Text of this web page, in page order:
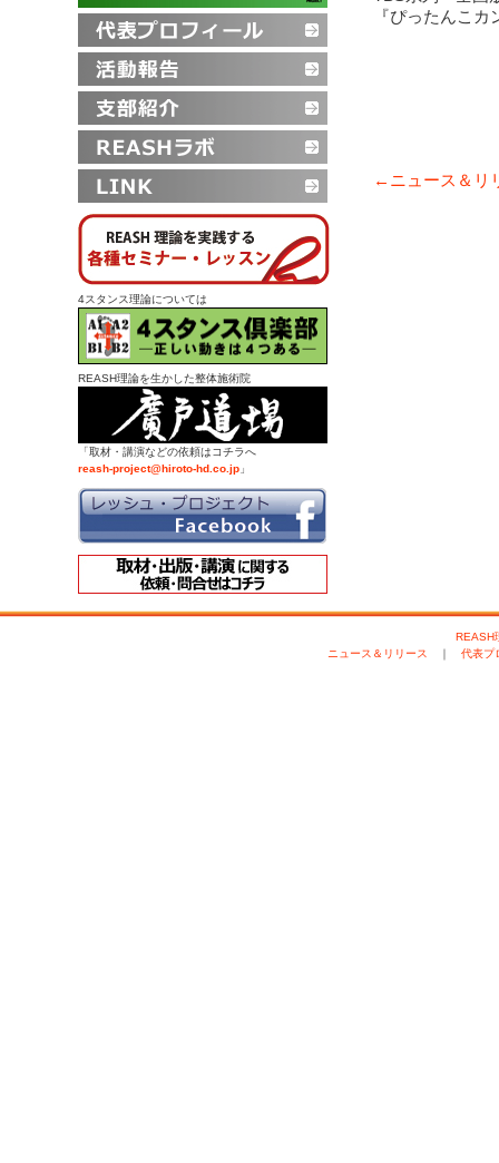
4スタンス理論については
REASH理論を生かした整体施術院
「取材・講演などの依頼はコチラへ
reash-project@hiroto-hd.co.jp 」
『ぴったんこ
←ニュース＆リ
REASH
ニュース＆リリース
｜ 代表プ